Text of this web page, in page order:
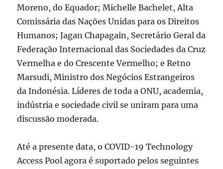
Moreno, do Equador; Michelle Bachelet, Alta
Comissária das Nações Unidas para os Direitos
Humanos; Jagan Chapagain, Secretário Geral da
Federação Internacional das Sociedades da Cruz
Vermelha e do Crescente Vermelho; e Retno
Marsudi, Ministro dos Negócios Estrangeiros
da Indonésia. Líderes de toda a ONU, academia,
indústria e sociedade civil se uniram para uma
discussão moderada.
Até a presente data, o COVID-19 Technology
Access Pool agora é suportado pelos seguintes